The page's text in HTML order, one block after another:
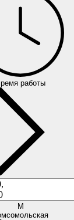
работы
М